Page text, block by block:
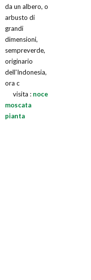
da un albero, o
arbusto di
grandi
dimensioni,
sempreverde,
originario
dell'Indonesia,
ora c
visita : noce
moscata
pianta